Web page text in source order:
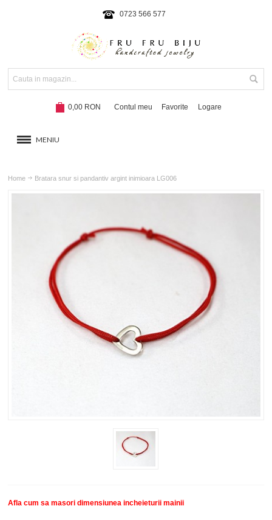
0723 566 577
0,00 RON Contul meu Favorite Logare
MENIU
NOUTATI 2024
SETURI BRATARI
COLECTII BRATARI
Home Bratara snur si pandantiv argint inimioara LG006
Afla cum sa masori dimensiunea incheieturii mainii